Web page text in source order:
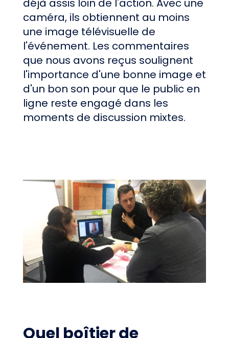
déjà assis loin de l'action. Avec une
caméra, ils obtiennent au moins
une image télévisuelle de
l'événement. Les commentaires
que nous avons reçus soulignent
l'importance d'une bonne image et
d'un bon son pour que le public en
ligne reste engagé dans les
moments de discussion mixtes.
Quel boîtier de